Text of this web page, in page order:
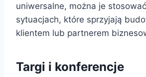
uniwersalne, można je
sytuacjach, które sprzyjają
klientem lub partnerem
Targi i konferencje